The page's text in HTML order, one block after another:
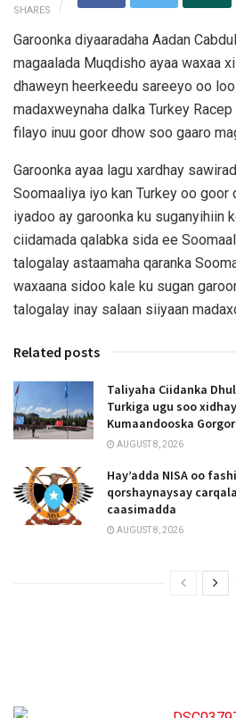
SHARES
Garoonka diyaaradaha Aadan
magaalada Muqdisho ayaa waxaa
dhaweyn heerkeedu sareeyo oo
madaxweynaha dalka Turkey
filayo inuu goor dhow soo gaaro
Garoonka ayaa lagu xardhay
Soomaaliya iyo kan Turkey oo
iyadoo ay garoonka ku suganyihiin
ciidamada qalabka sida ee
talogalay astaamaha qaranka
waxaana sidoo kale ku sugan
talogalay inay salaan siiyaan
Related posts
Taliyaha Ciidanka
Turkiga ugu soo
Kumaandooska Gorgor
AUGUST 8, 2026
Hay’adda NISA oo
qorshaynaysay
caasimadda
AUGUST 8, 2026